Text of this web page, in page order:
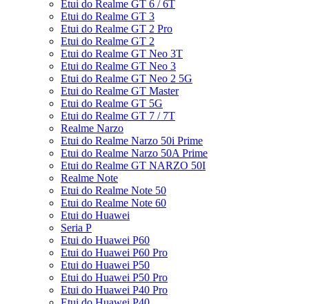
Etui do Realme GT 6 / 6T
Etui do Realme GT 3
Etui do Realme GT 2 Pro
Etui do Realme GT 2
Etui do Realme GT Neo 3T
Etui do Realme GT Neo 3
Etui do Realme GT Neo 2 5G
Etui do Realme GT Master
Etui do Realme GT 5G
Etui do Realme GT 7 / 7T
Realme Narzo
Etui do Realme Narzo 50i Prime
Etui do Realme Narzo 50A Prime
Etui do Realme GT NARZO 50I
Realme Note
Etui do Realme Note 50
Etui do Realme Note 60
Etui do Huawei
Seria P
Etui do Huawei P60
Etui do Huawei P60 Pro
Etui do Huawei P50
Etui do Huawei P50 Pro
Etui do Huawei P40 Pro